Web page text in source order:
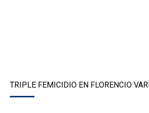
TRIPLE FEMICIDIO EN FLORENCIO